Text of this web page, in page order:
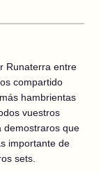
Runaterra entre
compartido
hambrientas
vuestros
demostraros que
importante de
sets.